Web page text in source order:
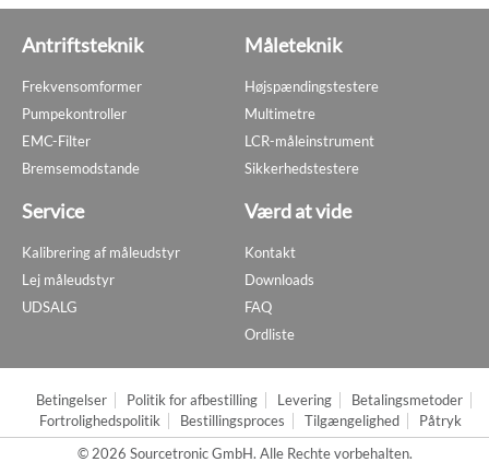
Antriftsteknik
Frekvensomformer
Pumpekontroller
EMC-Filter
Bremsemodstande
Måleteknik
Højspændingstestere
Multimetre
LCR-måleinstrument
Sikkerhedstestere
Service
Kalibrering af måleudstyr
Lej måleudstyr
UDSALG
Værd at vide
Kontakt
Downloads
FAQ
Ordliste
Betingelser Politik for afbestilling Levering
Betalingsmetoder
Fortrolighedspolitik
Bestillingsproces Tilgængelighed
Påtryk
© 2026 Sourcetronic GmbH. Alle Rechte vorbehalten.